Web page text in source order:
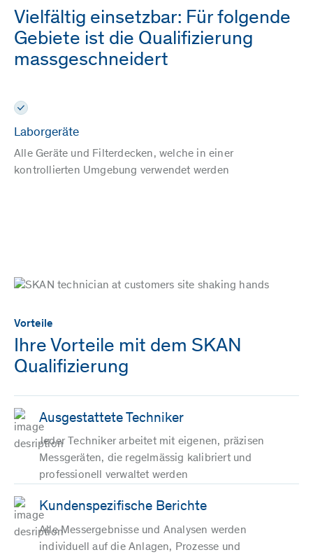
Vielfältig einsetzbar: Für folgende
Gebiete ist die Qualifizierung
massgeschneidert
Laborgeräte
Alle Geräte und Filterdecken, welche in einer
kontrollierten Umgebung verwendet werden
Vorteile
Ihre Vorteile mit dem SKAN
Qualifizierung
Ausgestattete Techniker
Jeder Techniker arbeitet mit eigenen, präzisen
Messgeräten, die regelmässig kalibriert und
professionell verwaltet werden
Kundenspezifische Berichte
Alle Messergebnisse und Analysen werden
individuell auf die Anlagen, Prozesse und